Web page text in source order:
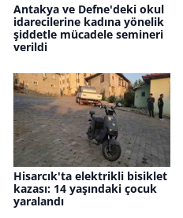
Antakya ve Defne'deki okul
idarecilerine kadına yönelik
şiddetle mücadele semineri
verildi
Hisarcık'ta elektrikli bisiklet
kazası: 14 yaşındaki çocuk
yaralandı